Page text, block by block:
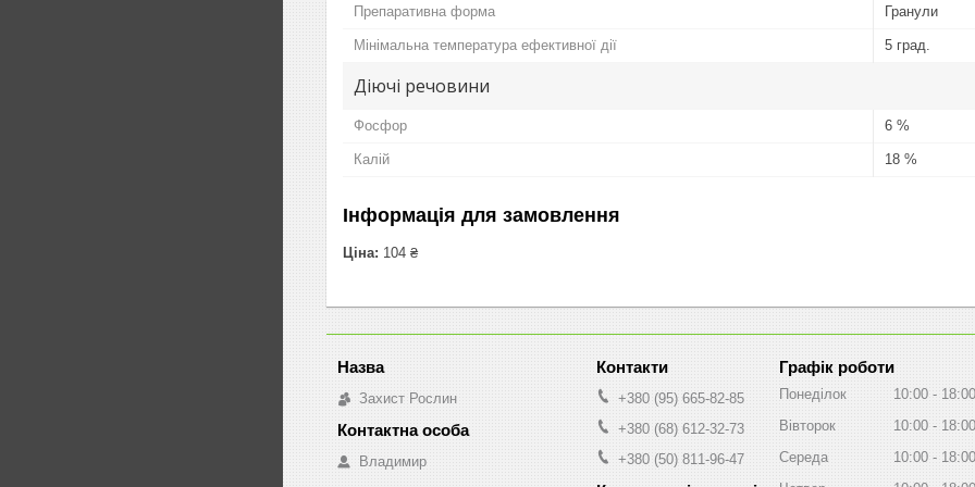
Препаративна форма Гранули
Мінімальна температура ефективної дії 5 град.
Діючі речовини
Фосфор 6 %
Калій 18 %
Інформація для замовлення
Ціна: 104 ₴
Захист Рослин
Владимир
+380 (95) 665-82-85
+380 (68) 612-32-73
+380 (50) 811-96-47
Графік роботи
Понеділок 10:00
18:00
Вівторок
10:00
18:00
Середа
10:00
18:00